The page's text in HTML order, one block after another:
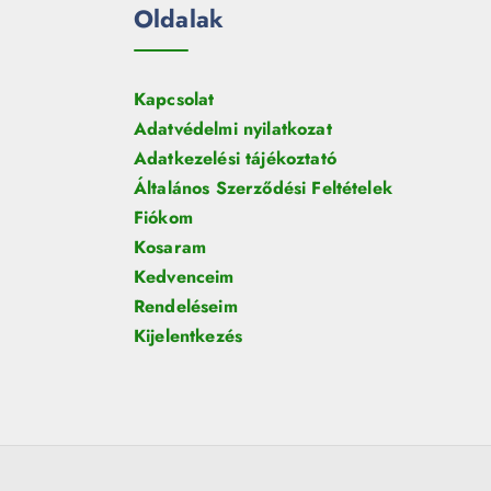
Oldalak
Kapcsolat
Adatvédelmi nyilatkozat
Adatkezelési tájékoztató
Általános Szerződési Feltételek
Fiókom
Kosaram
Kedvenceim
Rendeléseim
Kijelentkezés